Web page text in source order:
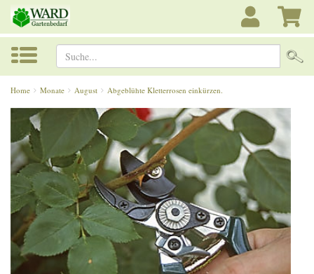
Suche...
Home Monate August Abgeblühte Kletterrosen einkürzen.